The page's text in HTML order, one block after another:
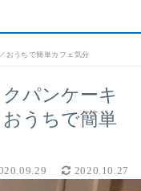
おうちで簡単カフェ気分
パンケーキ
うちで簡単
2020.10.27